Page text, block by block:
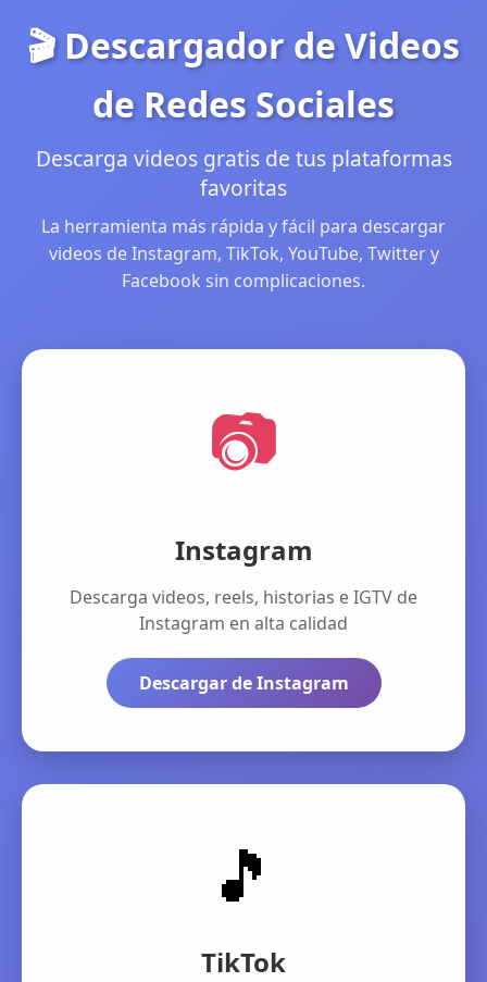
🎬 Descargador de Videos
de Redes Sociales
Descarga videos gratis de tus plataformas
favoritas
La herramienta más rápida y fácil para descargar
videos de Instagram, TikTok, YouTube, Twitter y
Facebook sin complicaciones.
📷
Instagram
Descarga videos, reels, historias e IGTV de
Instagram en alta calidad
Descargar de Instagram
🎵
TikTok